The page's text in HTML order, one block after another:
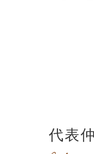
代表